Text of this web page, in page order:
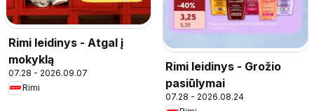
Rimi leidinys - Atgal į
mokyklą
07.28 - 2026.09.07
Rimi
Rimi leidinys - Grožio
pasiūlymai
07.28 - 2026.08.24